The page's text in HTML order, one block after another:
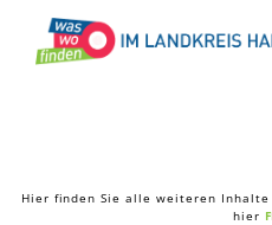
Inhalt
springen
Hier finden Sie alle weiteren Inhalte
hier